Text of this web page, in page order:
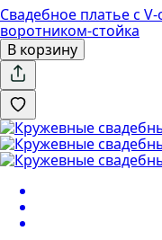
Свадебное платье с
воротником-стойка
В корзину